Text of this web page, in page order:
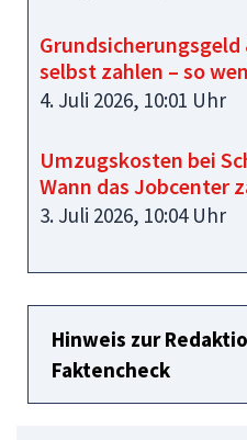
Grundsicherungsgeld
selbst zahlen – so
4. Juli 2026, 10:01 Uhr
Umzugskosten bei
Wann das Jobcenter
3. Juli 2026, 10:04 Uhr
Hinweis zur
Faktencheck